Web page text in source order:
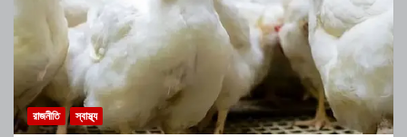
রাজনীতি স্বাস্থ্য